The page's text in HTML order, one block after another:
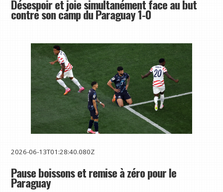
Désespoir et joie simultanément face au but
contre son camp du Paraguay 1-0
2026-06-13T01:28:40.080Z
Pause boissons et remise à zéro pour le
Paraguay